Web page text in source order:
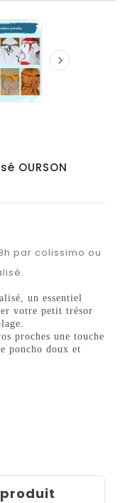

OURSON
par colissimo ou
un essentiel
votre petit trésor
proches une touche
poncho doux et